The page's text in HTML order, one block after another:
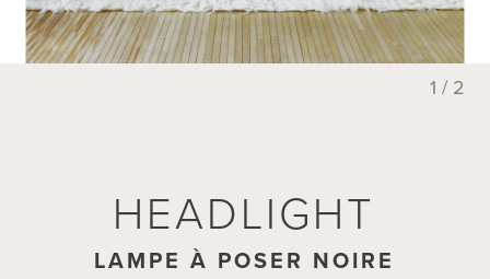
1 / 2
HEADLIGHT
LAMPE À POSER NOIRE
HEADLIGHT
LAMPADAIRE